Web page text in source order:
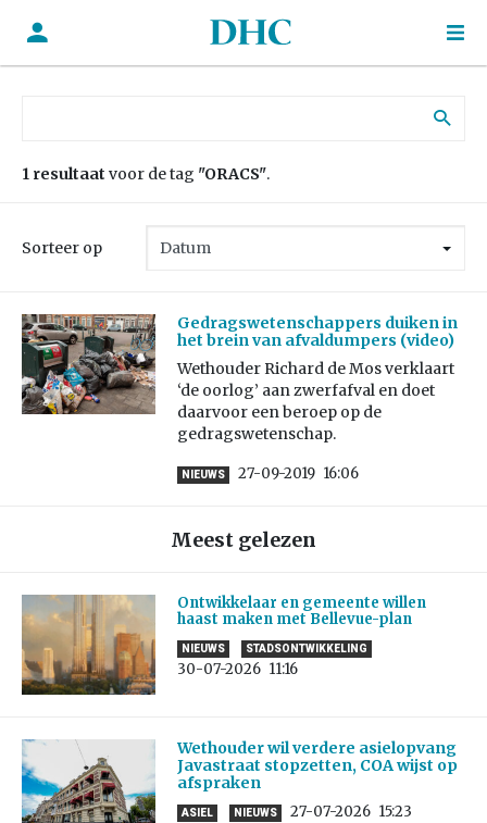
1 resultaat voor de tag "ORACS".
Sorteer op
Gedragswetenschappers duiken in
het brein van afvaldumpers (video)
Wethouder Richard de Mos verklaart
‘de oorlog’ aan zwerfafval en doet
daarvoor een beroep op de
gedragswetenschap.
NIEUWS 27-09-2019 16:06
Meest gelezen
Ontwikkelaar en gemeente willen
haast maken met Bellevue-plan
NIEUWS STADSONTWIKKELING
30-07-2026 11:16
Wethouder wil verdere asielopvang
Javastraat stopzetten, COA wijst op
afspraken
ASIEL NIEUWS 27-07-2026 15:23